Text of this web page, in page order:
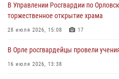
первое полугодие
05 августа 2026, 13:12
совершении противоправных
04 августа 2026, 14:21
В Управлении Росгвардии по
торжественное открытие храма
28 июля 2026, 15:08 17
В Орле росгвардейцы провели
16 июля 2026, 13:38